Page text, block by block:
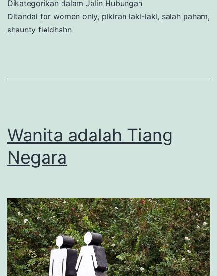
Dikategorikan dalam Jalin Hubungan
Ditandai for women only, pikiran laki-laki, salah paham,
shaunty fieldhahn
Wanita adalah Tiang
Negara